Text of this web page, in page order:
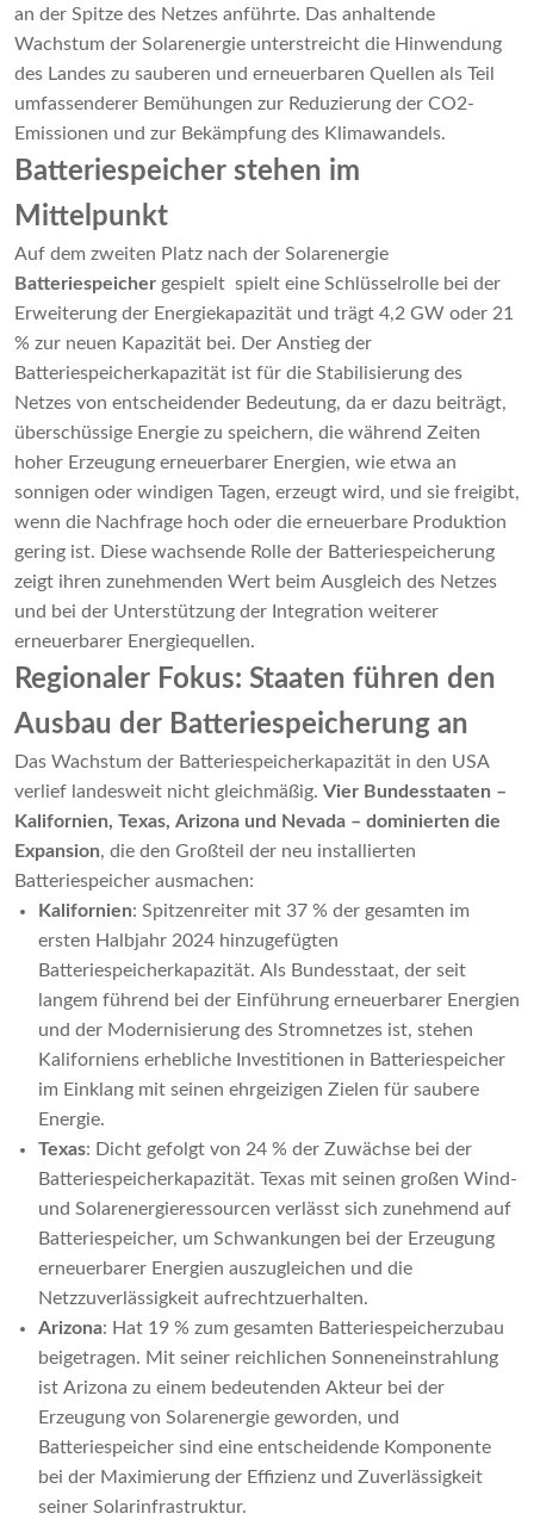
an der Spitze des Netzes anführte. Das anhaltende
Wachstum der Solarenergie unterstreicht die Hinwendung
des Landes zu sauberen und erneuerbaren Quellen als Teil
umfassenderer Bemühungen zur Reduzierung der CO2-
Emissionen und zur Bekämpfung des Klimawandels.
Batteriespeicher stehen im
Mittelpunkt
Auf dem zweiten Platz nach der Solarenergie
Batteriespeicher gespielt spielt eine Schlüsselrolle bei der
Erweiterung der Energiekapazität und trägt 4,2 GW oder 21
% zur neuen Kapazität bei. Der Anstieg der
Batteriespeicherkapazität ist für die Stabilisierung des
Netzes von entscheidender Bedeutung, da er dazu beiträgt,
überschüssige Energie zu speichern, die während Zeiten
hoher Erzeugung erneuerbarer Energien, wie etwa an
sonnigen oder windigen Tagen, erzeugt wird, und sie freigibt,
wenn die Nachfrage hoch oder die erneuerbare Produktion
gering ist. Diese wachsende Rolle der Batteriespeicherung
zeigt ihren zunehmenden Wert beim Ausgleich des Netzes
und bei der Unterstützung der Integration weiterer
erneuerbarer Energiequellen.
Regionaler Fokus: Staaten führen den
Ausbau der Batteriespeicherung an
Das Wachstum der Batteriespeicherkapazität in den USA
verlief landesweit nicht gleichmäßig. Vier Bundesstaaten –
Kalifornien, Texas, Arizona und Nevada – dominierten die
Expansion, die den Großteil der neu installierten
Batteriespeicher ausmachen:
Kalifornien: Spitzenreiter mit 37 % der gesamten im
ersten Halbjahr 2024 hinzugefügten
Batteriespeicherkapazität. Als Bundesstaat, der seit
langem führend bei der Einführung erneuerbarer Energien
und der Modernisierung des Stromnetzes ist, stehen
Kaliforniens erhebliche Investitionen in Batteriespeicher
im Einklang mit seinen ehrgeizigen Zielen für saubere
Energie.
Texas: Dicht gefolgt von 24 % der Zuwächse bei der
Batteriespeicherkapazität. Texas mit seinen großen Wind-
und Solarenergieressourcen verlässt sich zunehmend auf
Batteriespeicher, um Schwankungen bei der Erzeugung
erneuerbarer Energien auszugleichen und die
Netzzuverlässigkeit aufrechtzuerhalten.
Arizona: Hat 19 % zum gesamten Batteriespeicherzubau
beigetragen. Mit seiner reichlichen Sonneneinstrahlung
ist Arizona zu einem bedeutenden Akteur bei der
Erzeugung von Solarenergie geworden, und
Batteriespeicher sind eine entscheidende Komponente
bei der Maximierung der Effizienz und Zuverlässigkeit
seiner Solarinfrastruktur.